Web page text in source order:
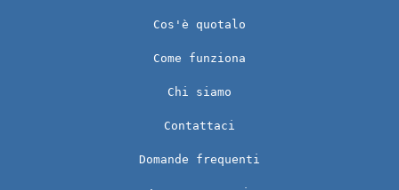
Cos'è quotalo
Come funziona
Chi siamo
Contattaci
Domande frequenti